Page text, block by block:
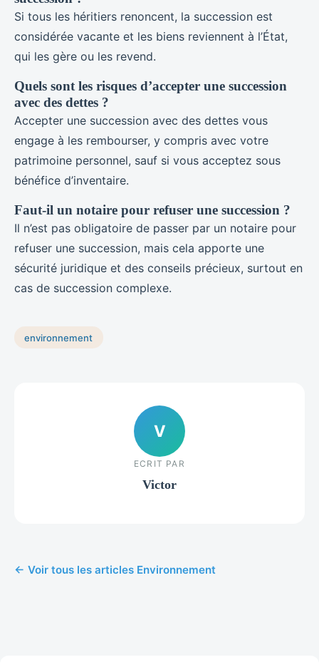
Si tous les héritiers renoncent, la succession est
considérée vacante et les biens reviennent à l’État,
qui les gère ou les revend.
Quels sont les risques d’accepter une succession
avec des dettes ?
Accepter une succession avec des dettes vous
engage à les rembourser, y compris avec votre
patrimoine personnel, sauf si vous acceptez sous
bénéfice d’inventaire.
Faut-il un notaire pour refuser une succession ?
Il n’est pas obligatoire de passer par un notaire pour
refuser une succession, mais cela apporte une
sécurité juridique et des conseils précieux, surtout en
cas de succession complexe.
environnement
V
ECRIT PAR
Victor
← Voir tous les articles Environnement